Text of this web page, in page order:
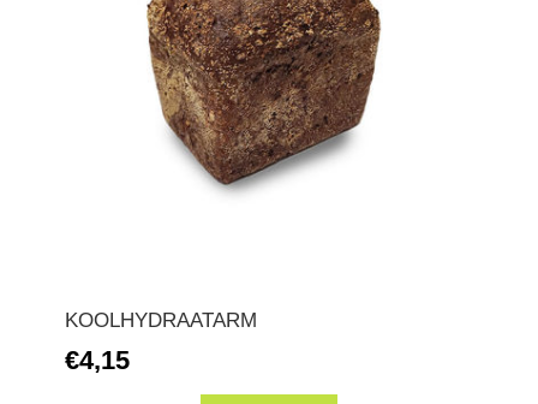
KOOLHYDRAATARM
€4,15